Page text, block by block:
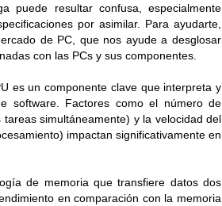
puede resultar confusa, especialmente
por asimilar. Para ayudarte,
de PC, que nos ayude a desglosar
con las PCs y sus componentes.
es un componente clave que interpreta y
software. Factores como el número de
simultáneamente) y la velocidad del
impactan significativamente en
de memoria que transfiere datos dos
en comparación con la memoria